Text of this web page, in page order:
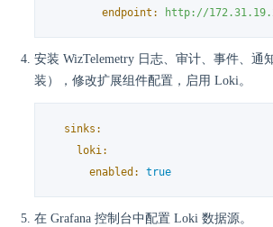
endpoint:
http://
安装 WizTelemetry 日志、审计、事件、通
装），修改扩展组件配置，启用 Loki。
sinks:
loki:
enabled:
true
在 Grafana 控制台中配置 Loki 数据源。